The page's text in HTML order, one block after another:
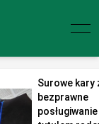
Surowe kary
bezprawne